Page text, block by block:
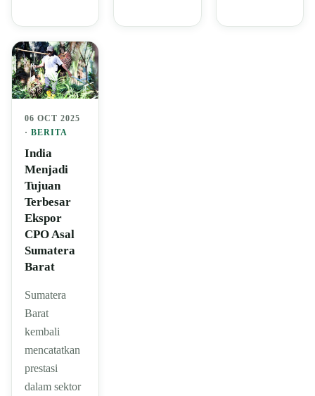
06 OCT 2025
· BERITA
India
Menjadi
Tujuan
Terbesar
Ekspor
CPO Asal
Sumatera
Barat
Sumatera
Barat
kembali
mencatatkan
prestasi
dalam sektor